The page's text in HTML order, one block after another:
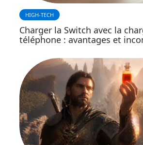
HIGH-TECH
Charger la Switch avec la
téléphone : avantages et